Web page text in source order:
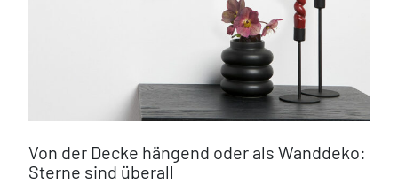
Von der Decke hängend oder als Wanddeko:
Sterne sind überall